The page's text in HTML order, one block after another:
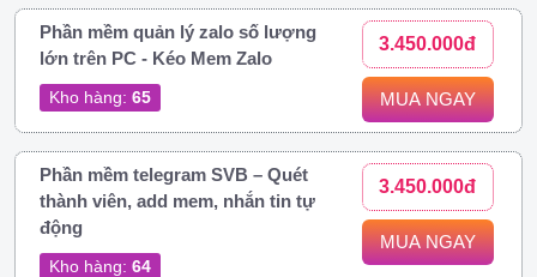
Phần mềm quản lý zalo số lượng
lớn trên PC - Kéo Mem Zalo
Kho hàng: 65
3.450.000đ
MUA NGAY
Phần mềm telegram SVB – Quét
thành viên, add mem, nhắn tin tự
động
Kho hàng: 64
3.450.000đ
MUA NGAY